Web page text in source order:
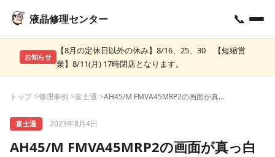
液晶修理センター 📞
お知らせ
【8月の定休日以外の休み】8/16、25、30 【短縮営
業】8/11(月) 17時閉店となります。
トップ 修理事例 富士通 AH45/M FMVA45MRP2の画面が真っ白になった修理
富士通 2023年8月4日
AH45/M FMVA45MRP2の画面が真っ白